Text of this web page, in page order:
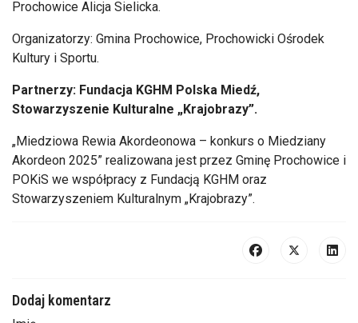
Prochowice Alicja Sielicka.
Organizatorzy: Gmina Prochowice, Prochowicki Ośrodek
Kultury i Sportu.
Partnerzy: Fundacja KGHM Polska Miedź,
Stowarzyszenie Kulturalne „Krajobrazy”.
„Miedziowa Rewia Akordeonowa – konkurs o Miedziany
Akordeon 2025” realizowana jest przez Gminę Prochowice i
POKiS we współpracy z Fundacją KGHM oraz
Stowarzyszeniem Kulturalnym „Krajobrazy”.
Dodaj komentarz